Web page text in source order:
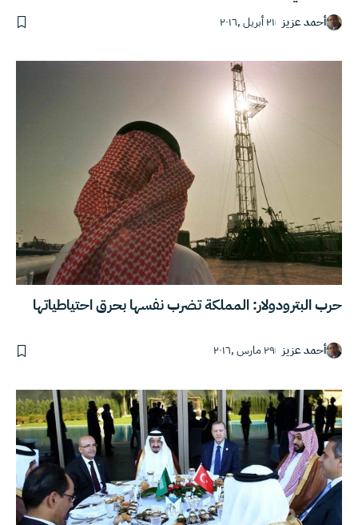
أحمد عزيز ٢١ أبريل ,٢٠١٦
حرب البترودولار: المملكة تضرب نفسها بحرق احتياطياتها
أحمد عزيز ٢٩ مارس ,٢٠١٦